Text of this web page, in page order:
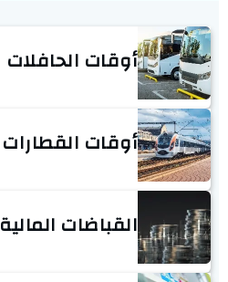
أوقات الحافلات
أوقات القطارات
القباضات المالية